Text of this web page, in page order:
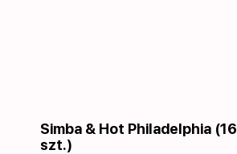
Simba & Hot Philadelphia (16
szt.)